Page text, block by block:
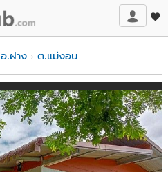
อ.ฝาง ต.แม่งอน